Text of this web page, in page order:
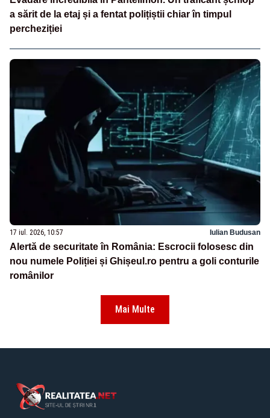
a sărit de la etaj și a fentat polițiștii chiar în timpul
percheziției
17 iul. 2026, 10:57 Iulian Budusan
Alertă de securitate în România: Escrocii folosesc din
nou numele Poliției și Ghișeul.ro pentru a goli conturile
românilor
Mai Multe